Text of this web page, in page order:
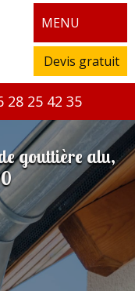
MENU
Devis gratuit
28 25 42 35
gouttière alu,